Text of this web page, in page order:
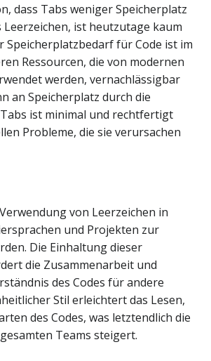
dass Tabs weniger Speicherplatz
ist heutzutage kaum
Speicherplatzbedarf für Code ist im
Ressourcen, die von modernen
werden, vernachlässigbar
an Speicherplatz durch die
ist minimal und rechtfertigt
Probleme, die sie verursachen
von Leerzeichen in
und Projekten zur
Die Einhaltung dieser
die Zusammenarbeit und
des Codes für andere
Stil erleichtert das Lesen,
des Codes, was letztendlich die
Teams steigert.